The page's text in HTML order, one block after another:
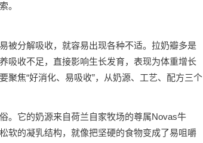
。
被分解吸收，就容易出现各种不适。拉奶瓣多是
吸收不足，直接影响生长发育，表现为体重增长
焦“好消化、易吸收”，从奶源、工艺、配方三个
。它的奶源来自荷兰自家牧场的尊属Novas牛
软的凝乳结构，就像把坚硬的食物变成了易咀嚼